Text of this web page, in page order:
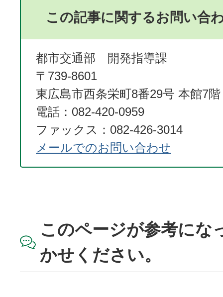
この記事に関するお問い合
都市交通部 開発指導課
〒739-8601
東広島市西条栄町8番29号 本館7階
電話：082-420-0959
ファックス：082-426-3014
メールでのお問い合わせ
このページが参考にな
かせください。